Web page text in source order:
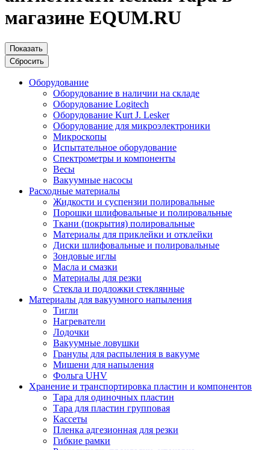
магазине EQUM.RU
Показать
Сбросить
Оборудование
Оборудование в наличии на складе
Оборудование Logitech
Оборудование Kurt J. Lesker
Оборудование для микроэлектроники
Микроскопы
Испытательное оборудование
Спектрометры и компоненты
Весы
Вакуумные насосы
Расходные материалы
Жидкости и суспензии полировальные
Порошки шлифовальные и полировальные
Ткани (покрытия) полировальные
Материалы для приклейки и отклейки
Диски шлифовальные и полировальные
Зондовые иглы
Масла и смазки
Материалы для резки
Стекла и подложки стеклянные
Материалы для вакуумного напыления
Тигли
Нагреватели
Лодочки
Вакуумные ловушки
Гранулы для распыления в вакууме
Мишени для напыления
Фольга UHV
Хранение и транспортировка пластин и компонентов
Тара для одиночных пластин
Тара для пластин групповая
Кассеты
Пленка адгезионная для резки
Гибкие рамки